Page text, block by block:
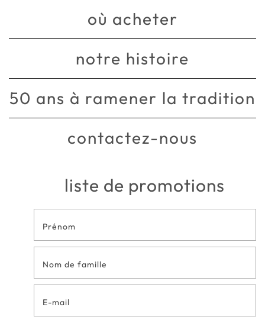
où acheter
notre histoire
50 ans à ramener la tradition
contactez-nous
liste de promotions
Formulaire
de contact
en bas de
page